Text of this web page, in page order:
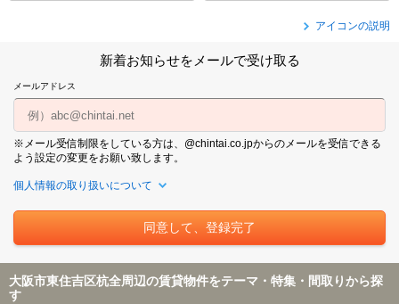
アイコンの説明
新着お知らせをメールで受け取る
メールアドレス
※メール受信制限をしている方は、@chintai.co.jpからのメールを受信できる
よう設定の変更をお願い致します。
個人情報の取り扱いについて
大阪市東住吉区杭全周辺の賃貸物件をテーマ・特集・間取りから探
す